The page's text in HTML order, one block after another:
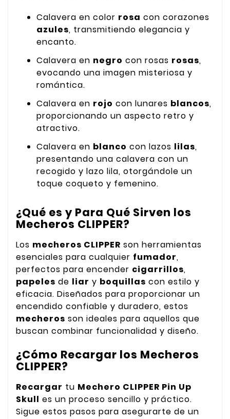
Calavera en color rosa con corazones
azules, transmitiendo elegancia y
encanto.
Calavera en negro con rosas rosas,
evocando una imagen misteriosa y
romántica.
Calavera en rojo con lunares blancos,
proporcionando un aspecto retro y
atractivo.
Calavera en blanco con lazos lilas,
presentando una calavera con un
recogido y lazo lila, otorgándole un
toque coqueto y femenino.
¿Qué es y Para Qué Sirven los
Mecheros CLIPPER?
Los mecheros CLIPPER son herramientas
esenciales para cualquier fumador,
perfectos para encender cigarrillos,
papeles de liar y boquillas con estilo y
eficacia. Diseñados para proporcionar un
encendido confiable y duradero, estos
mecheros son ideales para aquellos que
buscan combinar funcionalidad y diseño.
¿Cómo Recargar los Mecheros
CLIPPER?
Recargar tu Mechero CLIPPER Pin Up
Skull es un proceso sencillo y práctico.
Sigue estos pasos para asegurarte de un